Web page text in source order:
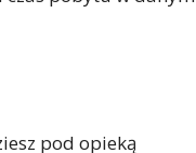
pod opieką